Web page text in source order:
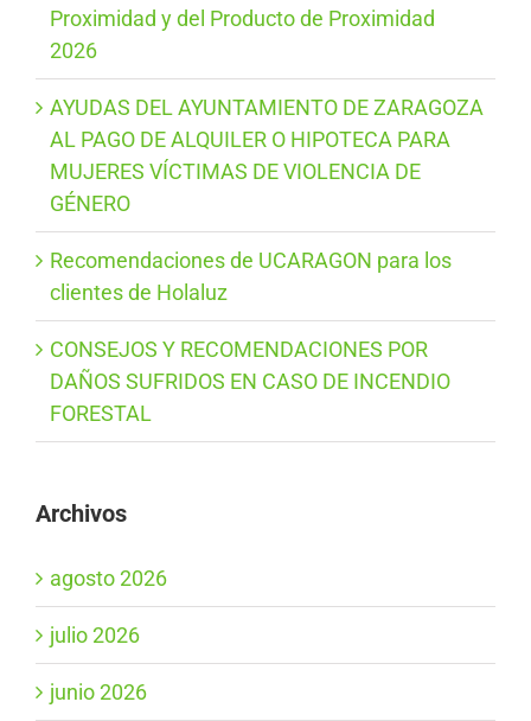
Proximidad y del Producto de Proximidad
2026
AYUDAS DEL AYUNTAMIENTO DE ZARAGOZA
AL PAGO DE ALQUILER O HIPOTECA PARA
MUJERES VÍCTIMAS DE VIOLENCIA DE
GÉNERO
Recomendaciones de UCARAGON para los
clientes de Holaluz
CONSEJOS Y RECOMENDACIONES POR
DAÑOS SUFRIDOS EN CASO DE INCENDIO
FORESTAL
Archivos
agosto 2026
julio 2026
junio 2026